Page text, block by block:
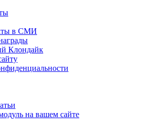
в СМИ
Клондайк
на вашем сайте